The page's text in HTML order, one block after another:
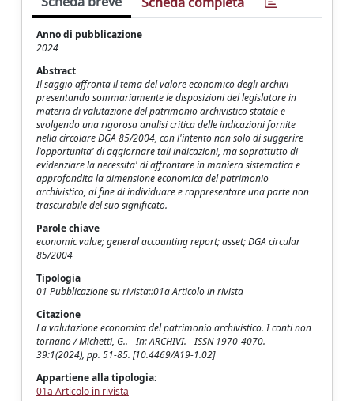
Anno di pubblicazione
2024
Abstract
Il saggio affronta il tema del valore economico degli archivi
presentando sommariamente le disposizioni del legislatore in
materia di valutazione del patrimonio archivistico statale e
svolgendo una rigorosa analisi critica delle indicazioni fornite
nella circolare DGA 85/2004, con l'intento non solo di suggerire
l'opportunita' di aggiornare tali indicazioni, ma soprattutto di
evidenziare la necessita' di affrontare in maniera sistematica e
approfondita la dimensione economica del patrimonio
archivistico, al fine di individuare e rappresentare una parte non
trascurabile del suo significato.
Parole chiave
economic value; general accounting report; asset; DGA circular
85/2004
Tipologia
01 Pubblicazione su rivista::01a Articolo in rivista
Citazione
La valutazione economica del patrimonio archivistico. I conti non
tornano / Michetti, G.. - In: ARCHIVI. - ISSN 1970-4070. -
39:1(2024), pp. 51-85. [10.4469/A19-1.02]
Appartiene alla tipologia:
01a Articolo in rivista